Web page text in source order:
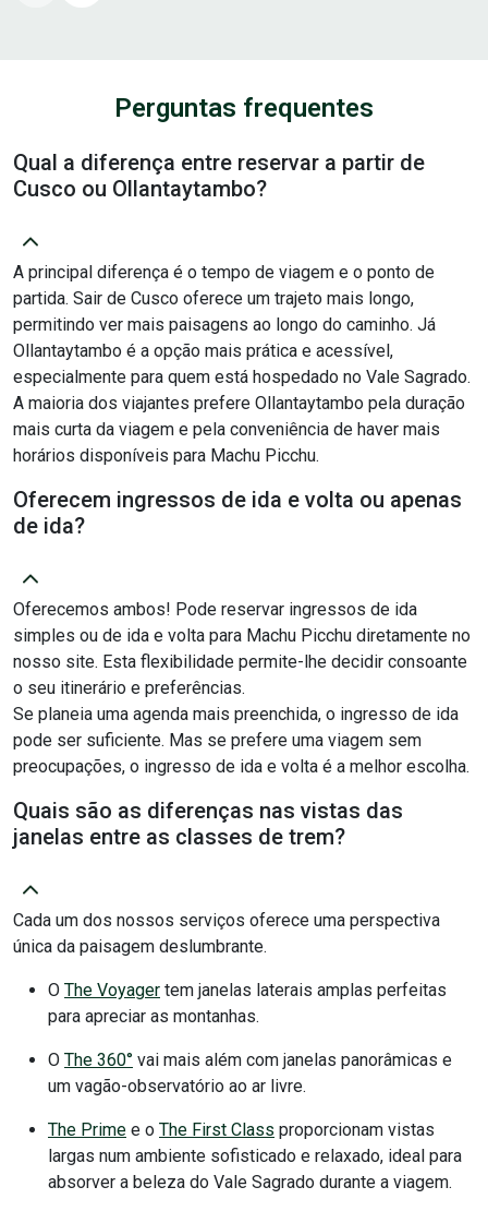
Perguntas frequentes
Qual a diferença entre reservar a partir de
Cusco ou Ollantaytambo?
A principal diferença é o tempo de viagem e o ponto de
partida. Sair de Cusco oferece um trajeto mais longo,
permitindo ver mais paisagens ao longo do caminho. Já
Ollantaytambo é a opção mais prática e acessível,
especialmente para quem está hospedado no Vale Sagrado.
A maioria dos viajantes prefere Ollantaytambo pela duração
mais curta da viagem e pela conveniência de haver mais
horários disponíveis para Machu Picchu.
Oferecem ingressos de ida e volta ou apenas
de ida?
Oferecemos ambos! Pode reservar ingressos de ida
simples ou de ida e volta para Machu Picchu diretamente no
nosso site. Esta flexibilidade permite-lhe decidir consoante
o seu itinerário e preferências.
Se planeia uma agenda mais preenchida, o ingresso de ida
pode ser suficiente. Mas se prefere uma viagem sem
preocupações, o ingresso de ida e volta é a melhor escolha.
Quais são as diferenças nas vistas das
janelas entre as classes de trem?
Cada um dos nossos serviços oferece uma perspectiva
única da paisagem deslumbrante.
O The Voyager tem janelas laterais amplas perfeitas
para apreciar as montanhas.
O The 360° vai mais além com janelas panorâmicas e
um vagão-observatório ao ar livre.
The Prime e o The First Class proporcionam vistas
largas num ambiente sofisticado e relaxado, ideal para
absorver a beleza do Vale Sagrado durante a viagem.